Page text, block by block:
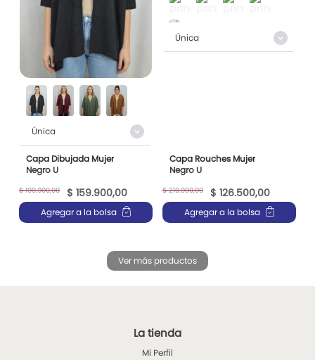
Única
Capa Dibujada Mujer
Negro U
$ 199.900,00 $ 159.900,00
Agregar a la bolsa
Única
Capa Rouches Mujer
Negro U
$ 210.900,00 $ 126.500,00
Agregar a la bolsa
La tienda
Mi Perfil